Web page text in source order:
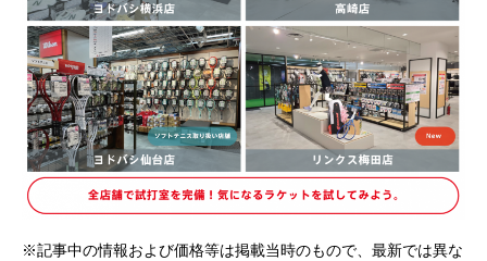
※記事中の情報および価格等は掲載当時のもので、最新では異な